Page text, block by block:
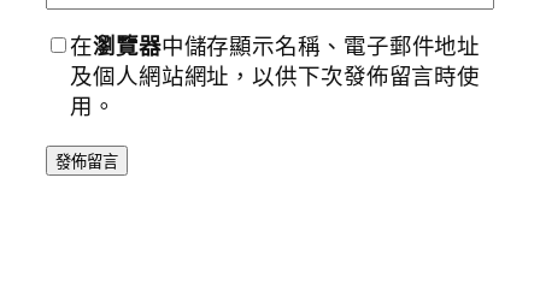
在瀏覽器中儲存顯示名稱、電子郵件地址
及個人網站網址，以供下次發佈留言時使
用。